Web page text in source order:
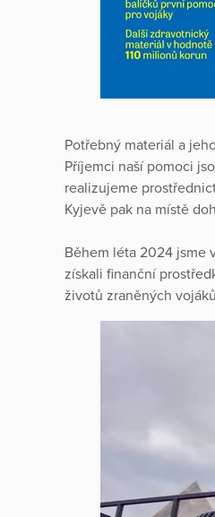
Potřebný materiál a
Příjemci naší pomoci
realizujeme
Kyjevě pak na místě
Během léta 2024 jsme
získali finanční
životů zraněných